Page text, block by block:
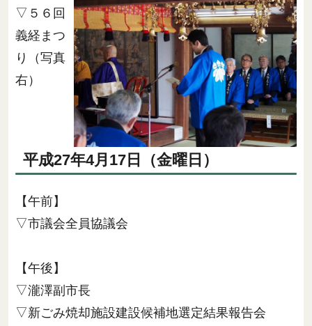
▽５６回
義経まつ
り（写真
右）
平成27年4月17日（金曜日）
【午前】
▽市議会全員協議会
【午後】
▽瀧澤副市長
▽新ごみ焼却施設建設候補地選定結果報告会